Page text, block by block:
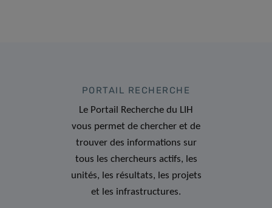
PORTAIL RECHERCHE
Le Portail Recherche du LIH
vous permet de chercher et de
trouver des informations sur
tous les chercheurs actifs, les
unités, les résultats, les projets
et les infrastructures.